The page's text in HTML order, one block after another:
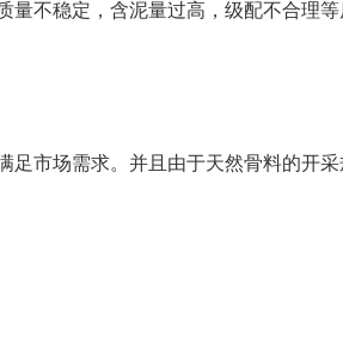
不稳定，含泥量过高，级配不合理等
足市场需求。并且由于天然骨料的开采